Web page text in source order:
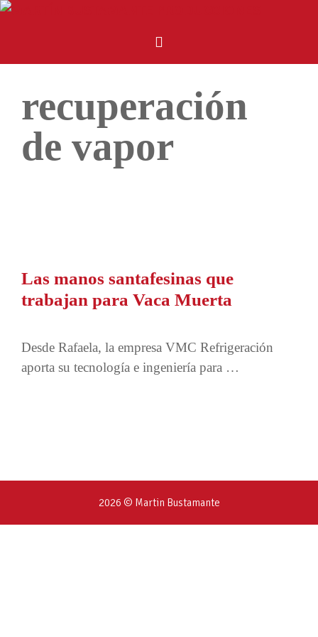
recuperación
de vapor
Las manos santafesinas que
trabajan para Vaca Muerta
Desde Rafaela, la empresa VMC Refrigeración
aporta su tecnología e ingeniería para …
2026 © Martin Bustamante